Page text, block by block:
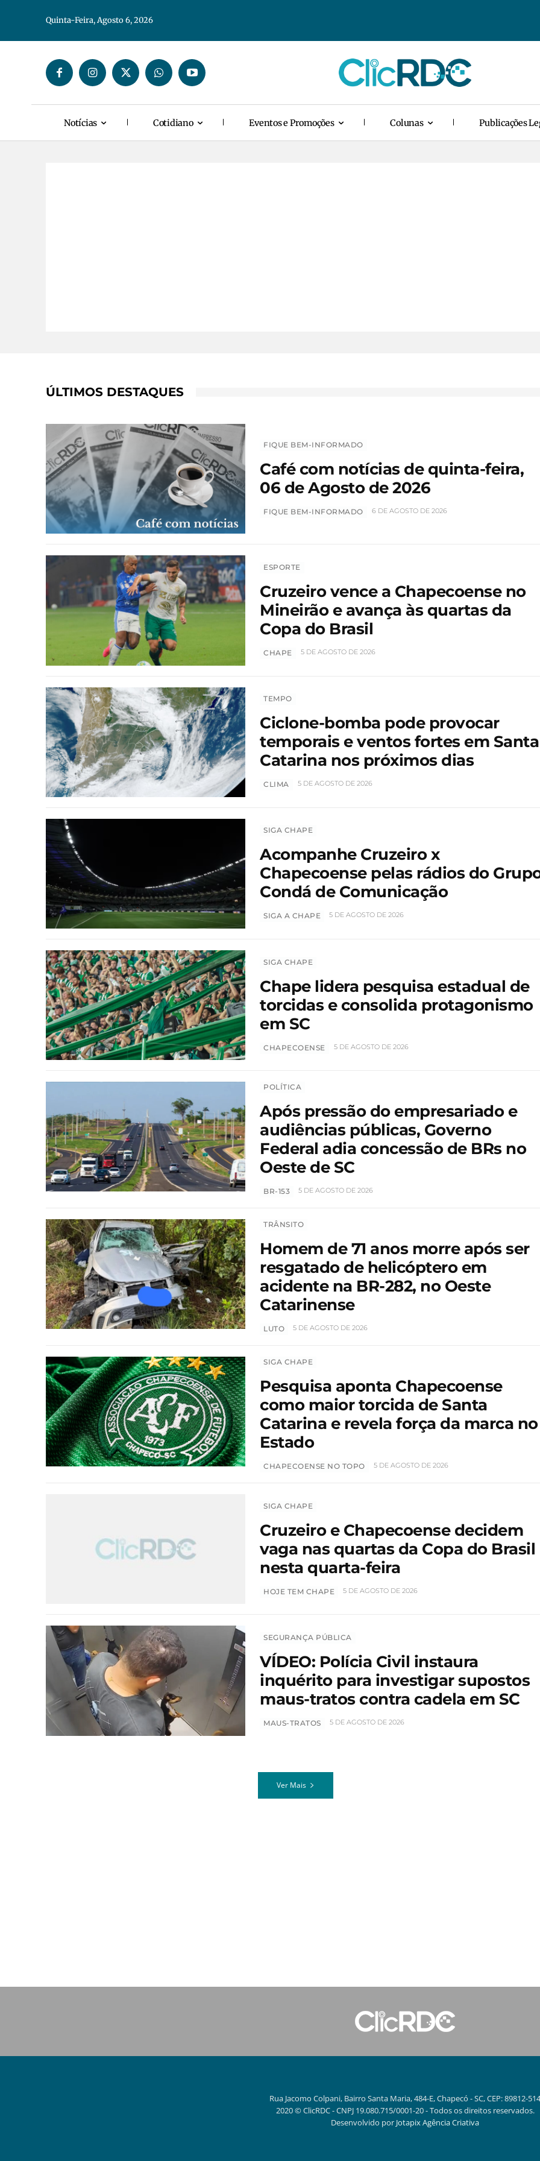
Quinta-Feira, Agosto 6, 2026
Notícias Cotidiano Eventos e Promoções Colunas Publicações
ÚLTIMOS DESTAQUES
FIQUE BEM-INFORMADO
Café com notícias de quinta-feira,
06 de Agosto de 2026
FIQUE BEM-INFORMADO 6 DE AGOSTO DE 2026
ESPORTE
Cruzeiro vence a Chapecoense no
Mineirão e avança às quartas da
Copa do Brasil
CHAPE 5 DE AGOSTO DE 2026
TEMPO
Ciclone-bomba pode provocar
temporais e ventos fortes em Santa
Catarina nos próximos dias
CLIMA 5 DE AGOSTO DE 2026
SIGA CHAPE
Acompanhe Cruzeiro x
Chapecoense pelas rádios do
Condá de Comunicação
SIGA A CHAPE 5 DE AGOSTO DE 2026
SIGA CHAPE
Chape lidera pesquisa estadual de
torcidas e consolida protagonismo
em SC
CHAPECOENSE 5 DE AGOSTO DE 2026
POLÍTICA
Após pressão do empresariado e
audiências públicas, Governo
Federal adia concessão de BRs no
Oeste de SC
BR-153 5 DE AGOSTO DE 2026
TRÂNSITO
Homem de 71 anos morre após ser
resgatado de helicóptero em
acidente na BR-282, no Oeste
Catarinense
LUTO 5 DE AGOSTO DE 2026
SIGA CHAPE
Pesquisa aponta Chapecoense
como maior torcida de Santa
Catarina e revela força da marca no
Estado
CHAPECOENSE NO TOPO 5 DE AGOSTO DE 2026
SIGA CHAPE
Cruzeiro e Chapecoense decidem
vaga nas quartas da Copa do Brasil
nesta quarta-feira
HOJE TEM CHAPE 5 DE AGOSTO DE 2026
SEGURANÇA PÚBLICA
VÍDEO: Polícia Civil instaura
inquérito para investigar supostos
maus-tratos contra cadela em SC
MAUS-TRATOS 5 DE AGOSTO DE 2026
Ver Mais
Rua Jacomo Colpani, Bairro Santa Maria, 484-E, Chapecó - SC, CEP: 89812-514
2020 © ClicRDC - CNPJ 19.080.715/0001-20 - Todos os direitos reservados.
Desenvolvido por Jotapix Agência Criativa